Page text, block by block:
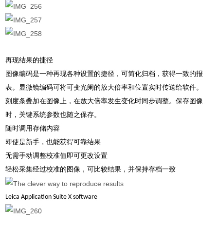
再现结果的捷径
图像编码是一种再现各种设置的捷径，可简化归档，获得一致的报
表。显微镜编码可将可变光阑的放大倍率和位置实时传送给软件。
刻度条叠加在图像上，在放大倍率发生变化时同步调整。保存图像
时，关键系统参数也随之保存。
随时调用存储内容
即使是新手，也能获得可靠结果
无需手动调整校准值即可更改设置
轻松采集经过校准的图像，可比较结果，并保持存档一致
Leica Application Suite X software